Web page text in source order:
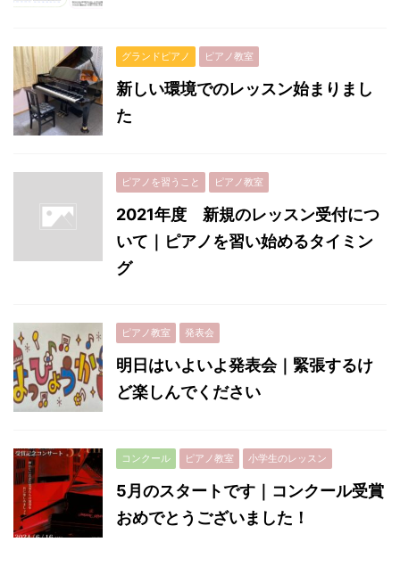
グランドピアノ ピアノ教室
新しい環境でのレッスン始まりまし
た
ピアノを習うこと ピアノ教室
2021年度 新規のレッスン受付につ
いて｜ピアノを習い始めるタイミン
グ
ピアノ教室 発表会
明日はいよいよ発表会｜緊張するけ
ど楽しんでください
コンクール ピアノ教室 小学生のレッスン
5月のスタートです｜コンクール受賞
おめでとうございました！